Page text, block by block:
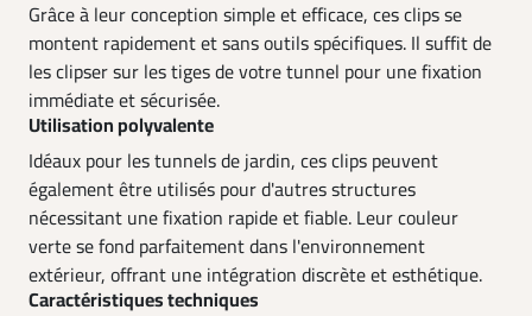
Grâce à leur conception simple et efficace, ces clips se
montent rapidement et sans outils spécifiques. Il suffit de
les clipser sur les tiges de votre tunnel pour une fixation
immédiate et sécurisée.
Utilisation polyvalente
Idéaux pour les tunnels de jardin, ces clips peuvent
également être utilisés pour d'autres structures
nécessitant une fixation rapide et fiable. Leur couleur
verte se fond parfaitement dans l'environnement
extérieur, offrant une intégration discrète et esthétique.
Caractéristiques techniques